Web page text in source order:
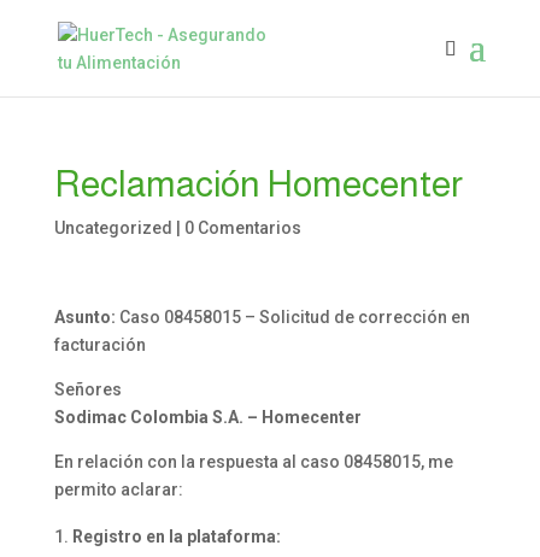
Reclamación Homecenter
Uncategorized 0 Comentarios
Asunto: Caso 08458015 – Solicitud de corrección en
facturación
Señores
Sodimac Colombia S.A. – Homecenter
En relación con la respuesta al caso 08458015, me
permito aclarar:
Registro en la plataforma: